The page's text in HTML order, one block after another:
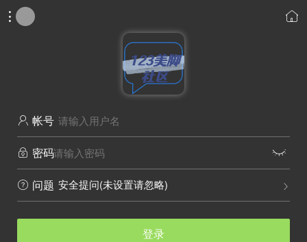
 
 帐号
 密码 
 问题 
安全提问(未设置请忽略)
登录